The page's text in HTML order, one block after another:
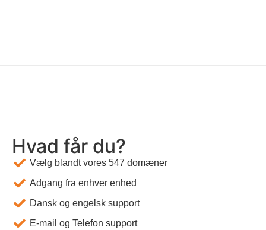
Hvad får du?
Vælg blandt vores 547 domæner
Adgang fra enhver enhed
Dansk og engelsk support
E-mail og Telefon support